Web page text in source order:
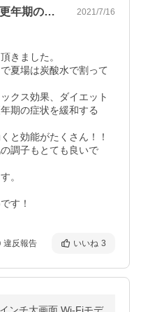
効能たくさん！飲みやすい！更年期の方！ 2021/7/16
きました。
夏場は炭酸水で割って
クス効果、ダイエット
期の症状を緩和する
と効能がたくさん！！
調子もとても良いで
。
す！
違反報告 いいね 3